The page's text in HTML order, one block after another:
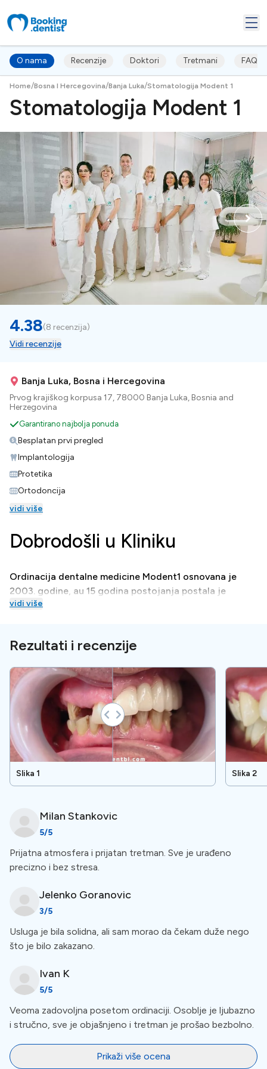
O nama Recenzije Doktori Tretmani FAQ's
Home/Bosna I Hercegovina/Banja Luka/Stomatologija Modent 1
Stomatologija Modent 1
4.38(8 recenzija)
Vidi recenzije
Banja Luka, Bosna i Hercegovina
Prvog krajiškog korpusa 17, 78000 Banja Luka, Bosnia and
Herzegovina
Garantirano najbolja ponuda
Besplatan prvi pregled
Implantologija
Protetika
Ortodoncija
vidi više
Dobrodošli u Kliniku
Ordinacija dentalne medicine Modent1 osnovana je
2003. godine, au 15 godina postojanja postala je
sinonim za profesionalno, vješto i vrhunsko pružanje
Tretmani
U klinici su dostupni mnogi kozmetički, restorativni i
implantološki tretmani.
Posebne pogodnosti
Organizirana usluga prijevoza vas vodi od vašeg grada
do klinike i natrag. Praktičan je, siguran i jednostavan,
osobito ako ste ograničene pokretljivosti. Imajte na
umu da se uvjeti i odredbe mogu promijeniti, pa nas
kontaktirajte kako biste saznali više o pogodnostima.
Jamstvo na kvalitetu izrade
Ova klinika daje jamstvo na kvalitetu stomatoloških
tretmana. Ako se pojave bilo kakvi problemi unutar
određenog razdoblja nakon postupka, oni će se riješiti
bez dodatnih troškova. Pacijenti bi trebali razumjeti
uvjete i odabrati renomiranu kliniku s iskusnim
sačuvajte kopiju za referencu.
vidi više
Rezultati i recenzije
Slika 1 Slika 2
Milan Stankovic
5/5
Prijatna atmosfera i prijatan tretman. Sve je urađeno
precizno i bez stresa.
Jelenko Goranovic
3/5
Usluga je bila solidna, ali sam morao da čekam duže nego
što je bilo zakazano.
Ivan K
5/5
Veoma zadovoljna posetom ordinaciji. Osoblje je ljubazno
i stručno, sve je objašnjeno i tretman je prošao bezbolno.
Prikaži više ocena